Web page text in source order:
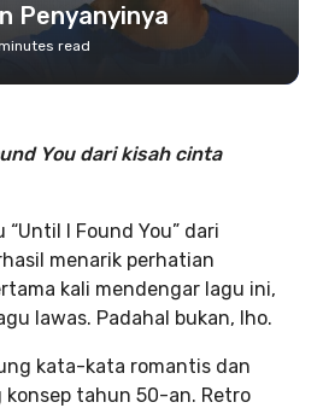
Penyanyinya
read
You dari kisah cinta
I Found You” dari
menarik perhatian
kali mendengar lagu ini,
lawas. Padahal bukan, lho.
kata-kata romantis dan
tahun 50-an. Retro